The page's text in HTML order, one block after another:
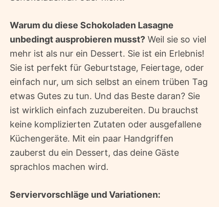
Warum du diese Schokoladen Lasagne
unbedingt ausprobieren musst? Weil sie so viel
mehr ist als nur ein Dessert. Sie ist ein Erlebnis!
Sie ist perfekt für Geburtstage, Feiertage, oder
einfach nur, um sich selbst an einem trüben Tag
etwas Gutes zu tun. Und das Beste daran? Sie
ist wirklich einfach zuzubereiten. Du brauchst
keine komplizierten Zutaten oder ausgefallene
Küchengeräte. Mit ein paar Handgriffen
zauberst du ein Dessert, das deine Gäste
sprachlos machen wird.
Serviervorschläge und Variationen: